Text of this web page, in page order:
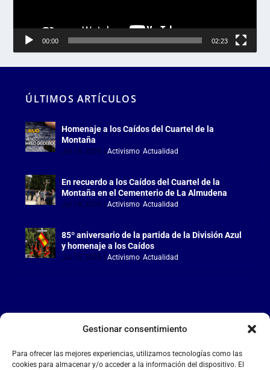
Gestionar consentimiento
Para ofrecer las mejores experiencias, utilizamos tecnologías como las
cookies para almacenar y/o acceder a la información del dispositivo. El
00:00 02:23
ÚLTIMOS ARTÍCULOS
Homenaje a los Caídos del Cuartel de la
Montaña
Jul 18, 2026 |Activismo ,Actualidad
En recuerdo a los Caídos del Cuartel de la
Montaña en el Cementerio de La Almudena
Jul 18, 2026 |Activismo ,Actualidad
85º aniversario de la partida de la División Azul
y homenaje a los Caídos
Jul 15, 2026 |Activismo ,Actualidad
LA FALANGE
Reproductor